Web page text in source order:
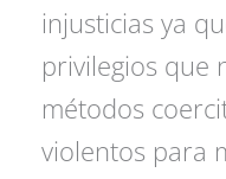
injusticias ya
privilegios que
métodos
violentos para